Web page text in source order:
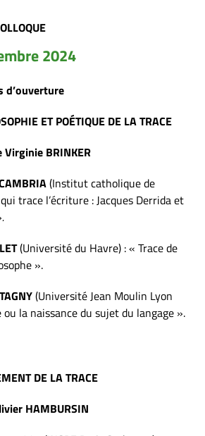
2024
d’ouverture
ET POÉTIQUE DE LA TRACE
BRINKER
(Institut catholique de
trace l’écriture : Jacques Derrida et
.
(Université du Havre) : « Trace de
».
(Université Jean Moulin Lyon
la naissance du sujet du langage ».
DE LA TRACE
HAMBURSIN